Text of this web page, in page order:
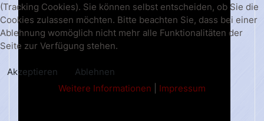
(Tracking Cookies). Sie können selbst entscheiden, ob Sie die
Cookies zulassen möchten. Bitte beachten Sie, dass bei einer
Ablehnung womöglich nicht mehr alle Funktionalitäten der
Seite zur Verfügung stehen.
Akzeptieren
Ablehnen
Weitere Informationen
Impressum